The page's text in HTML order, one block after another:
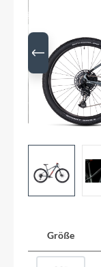
Größe